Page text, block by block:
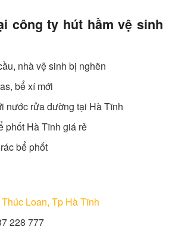
công ty hút hầm vệ sinh
nhà vệ sinh bị nghẽn
bể xí mới
nước rửa đường tại Hà Tĩnh
phốt Hà Tĩnh giá rẻ
bể phốt
Loan, Tp Hà Tĩnh
228 777